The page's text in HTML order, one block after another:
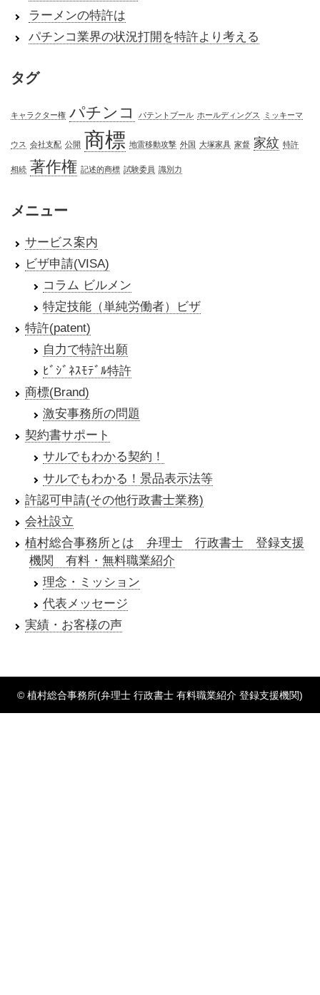
ラーメンの特許は
パチンコ業界の状況打開を特許より考える
タグ
キャラクター権 パチンコ パテントプール ホールディングス ミッキーマ
ウス 会社支配 公開 商標 地雷移動攻撃 外国 大塚家具 家督 家紋 特許
相続 著作権 記述的商標 試験委員 識別力
メニュー
サービス案内
ビザ申請(VISA)
コラム ビルメン
特定技能（単純労働者）ビザ
特許(patent)
自力で特許出願
ﾋﾞｼﾞﾈｽﾓﾃﾞﾙ特許
商標(Brand)
激安事務所の問題
契約書サポート
サルでもわかる契約！
サルでもわかる！景品表示法等
許認可申請(その他行政書士業務)
会社設立
植村総合事務所とは 弁理士 行政書士 登録支援
機関 有料・無料職業紹介
理念・ミッション
代表メッセージ
実績・お客様の声
© 植村総合事務所(弁理士 行政書士 有料職業紹介 登録支援機関)